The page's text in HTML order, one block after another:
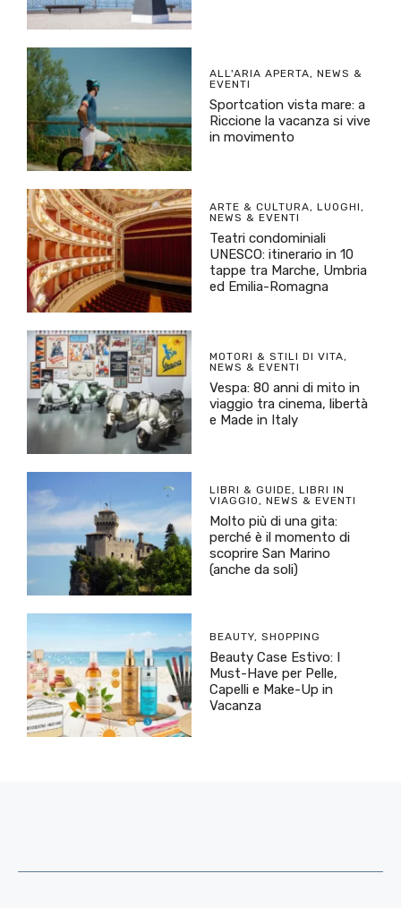
ALL'ARIA APERTA, NEWS &
EVENTI
Sportcation vista mare: a
Riccione la vacanza si vive
in movimento
ARTE & CULTURA, LUOGHI,
NEWS & EVENTI
Teatri condominiali
UNESCO: itinerario in 10
tappe tra Marche, Umbria
ed Emilia-Romagna
MOTORI & STILI DI VITA,
NEWS & EVENTI
Vespa: 80 anni di mito in
viaggio tra cinema, libertà
e Made in Italy
LIBRI & GUIDE, LIBRI IN
VIAGGIO, NEWS & EVENTI
Molto più di una gita:
perché è il momento di
scoprire San Marino
(anche da soli)
BEAUTY, SHOPPING
Beauty Case Estivo: I
Must-Have per Pelle,
Capelli e Make-Up in
Vacanza